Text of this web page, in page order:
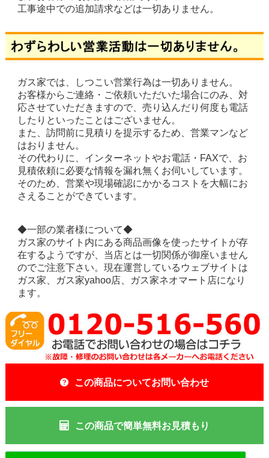
工事途中での追加請求などは一切ありません。
ガス家では、しつこい営業行為は一切ありません。
お客様からご連絡・ご依頼いただいた場合にのみ、対
応させていただきますので、売り込んだり何度も電話
したりといったことはございません。
また、訪問前に見積りを提示するため、営業マンなど
はおりません。
その代わりに、インターネットやお電話・FAXで、お
見積依頼に必要な情報を漏れ無くお伺いしています。
そのため、営業や現場確認にかかるコストを大幅にお
さえることができています。
◆一部の業者様について◆
ガス家のサイト内にある商品画像を使ったサイトが存
在するようですが、当店とは一切関係が御座いません
のでご注意下さい。現在運営しているウェブサイトは
ガス家、ガス家yahoo店、ガス家ネオマート店になり
ます。
この商品についてお問い合わせ
この商品で簡単無料お見積もり